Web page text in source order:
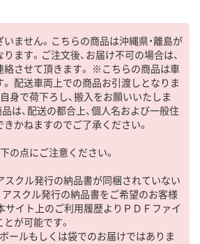
ません。こちらの商品は沖縄県・離島が
ます。ご注文後、お届け不可の場合は、
絡させて頂きます。 ※こちらの商品は車
。 配送車両上での商品お引渡しとなりま
身で荷下ろし、搬入をお願いいたしま
は、配送の都合上、個人名および一般住
かねますのでご了承ください。
の点にご注意ください。
スクル発行の納品書が同梱されていない
スクル発行の納品書をご希望のお客様
サイト上のご利用履歴よりＰＤＦファイ
が可能です。
ールもしくは袋でのお届けではありま